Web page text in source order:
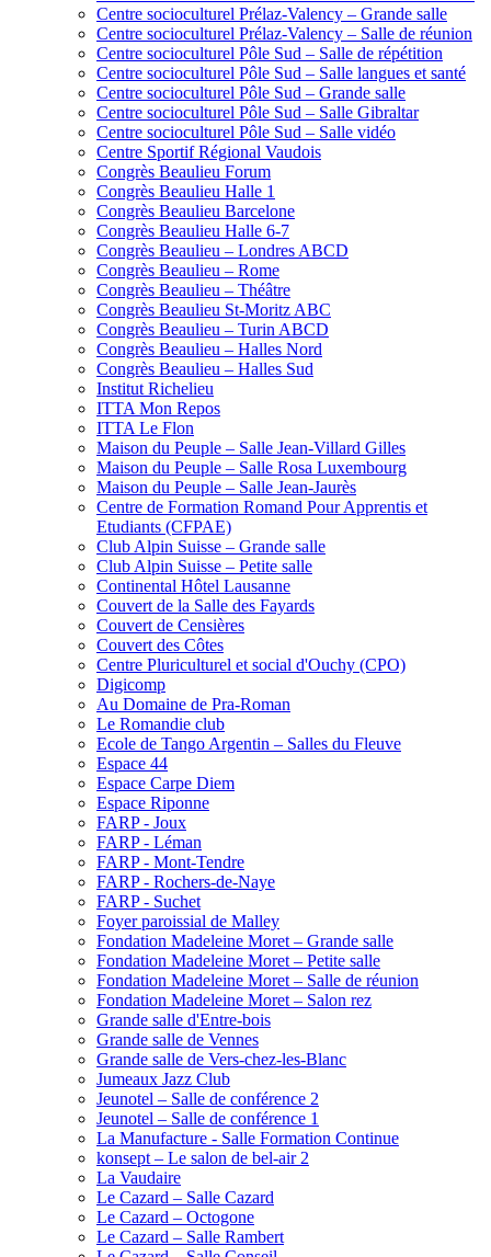
Centre socioculturel Prélaz-Valency – Grande salle
Centre socioculturel Prélaz-Valency – Salle de réunion
Centre socioculturel Pôle Sud – Salle de répétition
Centre socioculturel Pôle Sud – Salle langues et santé
Centre socioculturel Pôle Sud – Grande salle
Centre socioculturel Pôle Sud – Salle Gibraltar
Centre socioculturel Pôle Sud – Salle vidéo
Centre Sportif Régional Vaudois
Congrès Beaulieu Forum
Congrès Beaulieu Halle 1
Congrès Beaulieu Barcelone
Congrès Beaulieu Halle 6-7
Congrès Beaulieu – Londres ABCD
Congrès Beaulieu – Rome
Congrès Beaulieu – Théâtre
Congrès Beaulieu St-Moritz ABC
Congrès Beaulieu – Turin ABCD
Congrès Beaulieu – Halles Nord
Congrès Beaulieu – Halles Sud
Institut Richelieu
ITTA Mon Repos
ITTA Le Flon
Maison du Peuple – Salle Jean-Villard Gilles
Maison du Peuple – Salle Rosa Luxembourg
Maison du Peuple – Salle Jean-Jaurès
Centre de Formation Romand Pour Apprentis et
Etudiants (CFPAE)
Club Alpin Suisse – Grande salle
Club Alpin Suisse – Petite salle
Continental Hôtel Lausanne
Couvert de la Salle des Fayards
Couvert de Censières
Couvert des Côtes
Centre Pluriculturel et social d'Ouchy (CPO)
Digicomp
Au Domaine de Pra-Roman
Le Romandie club
Ecole de Tango Argentin – Salles du Fleuve
Espace 44
Espace Carpe Diem
Espace Riponne
FARP - Joux
FARP - Léman
FARP - Mont-Tendre
FARP - Rochers-de-Naye
FARP - Suchet
Foyer paroissial de Malley
Fondation Madeleine Moret – Grande salle
Fondation Madeleine Moret – Petite salle
Fondation Madeleine Moret – Salle de réunion
Fondation Madeleine Moret – Salon rez
Grande salle d'Entre-bois
Grande salle de Vennes
Grande salle de Vers-chez-les-Blanc
Jumeaux Jazz Club
Jeunotel – Salle de conférence 2
Jeunotel – Salle de conférence 1
La Manufacture - Salle Formation Continue
konsept – Le salon de bel-air 2
La Vaudaire
Le Cazard – Salle Cazard
Le Cazard – Octogone
Le Cazard – Salle Rambert